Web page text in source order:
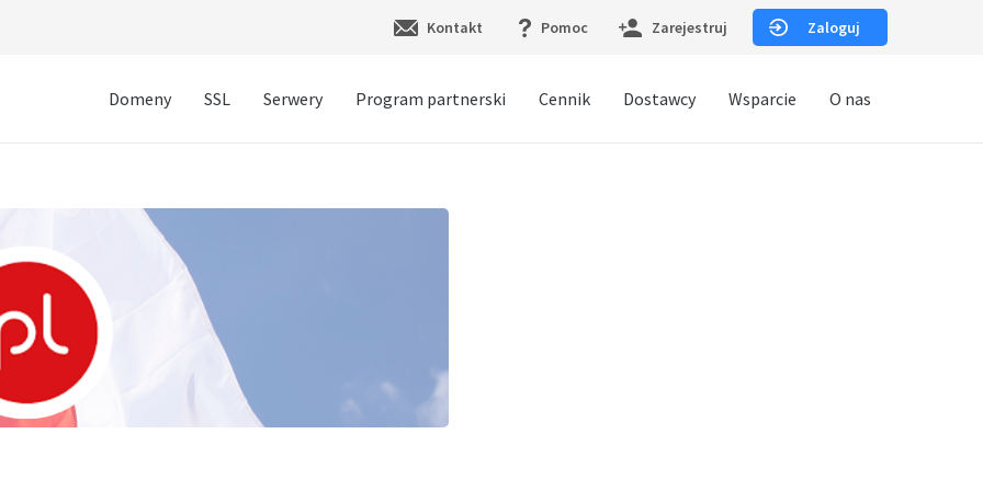
Kontakt Pomoc Zarejestruj Zaloguj
Domeny SSL Serwery Program partnerski Cennik Dostawcy Wsparcie O nas